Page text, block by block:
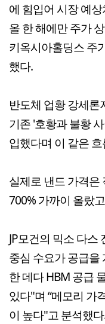
에 힘입어 시장 예
올 한 해에만 주가
키옥시아홀딩스 주
했다.
반도체 업황 강세론
기존 '호황과 불황
입했다며 이 같은
실제로 낸드 가격은
700% 가까이 올랐
JP모건의 믹소 다스
중심 수요가 공급을
한 데다 HBM 공급
있다"며 “메모리 가
이 높다"고 분석했